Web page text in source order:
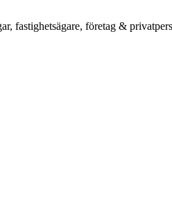
fastighetsägare, företag &